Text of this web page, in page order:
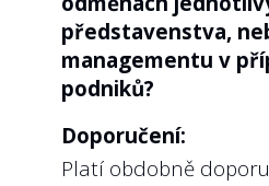
představenstva,
managementu v
podniků?
Doporučení:
Platí obdobně